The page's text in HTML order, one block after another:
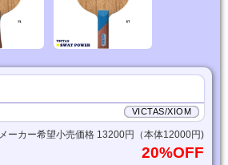
VICTAS/XIOM
メーカー希望小売価格 13200円（本体12000円)
20%OFF